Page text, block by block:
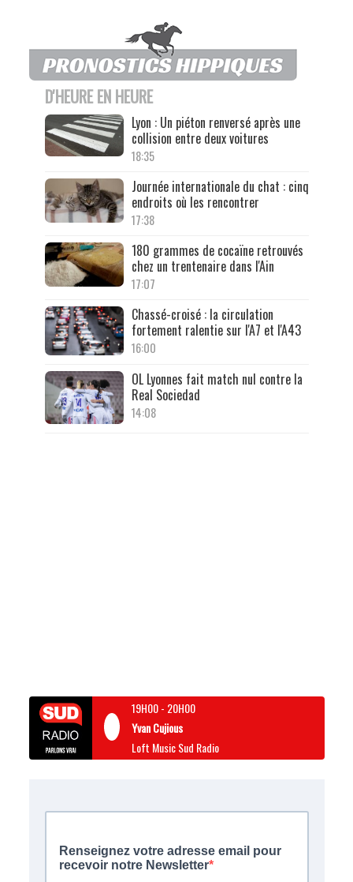
D'HEURE EN HEURE
Lyon : Un piéton renversé après une
collision entre deux voitures
18:35
Journée internationale du chat : cinq
endroits où les rencontrer
17:38
180 grammes de cocaïne retrouvés
chez un trentenaire dans l'Ain
17:07
Chassé-croisé : la circulation
fortement ralentie sur l'A7 et l'A43
16:00
OL Lyonnes fait match nul contre la
Real Sociedad
14:08
19H00- 20H00
Yvan Cujious
Loft Music Sud Radio